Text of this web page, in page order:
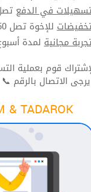
في الدفعتصل
للإخوة تصل 50% 👪
مجانيةلمدة
الاتصال بالرقم
& TADAROK